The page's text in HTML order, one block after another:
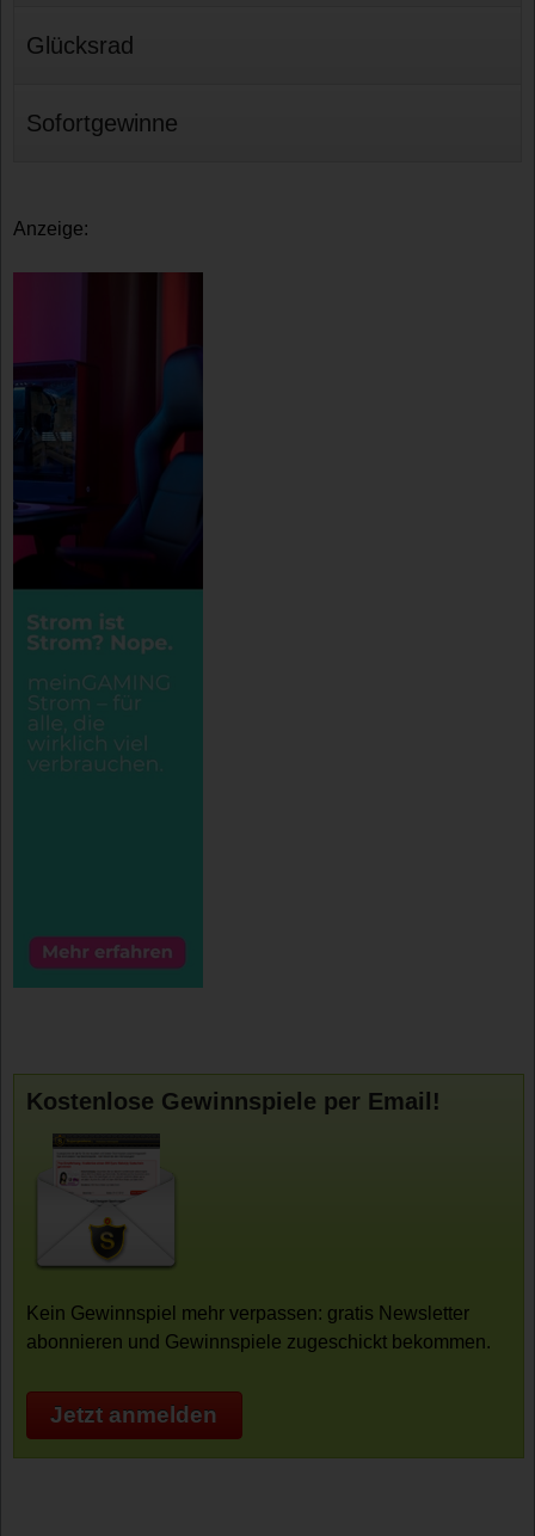
Glücksrad
Sofortgewinne
Anzeige:
Kostenlose Gewinnspiele per Email!
Kein Gewinnspiel mehr verpassen: gratis Newsletter
abonnieren und Gewinnspiele zugeschickt bekommen.
Jetzt anmelden